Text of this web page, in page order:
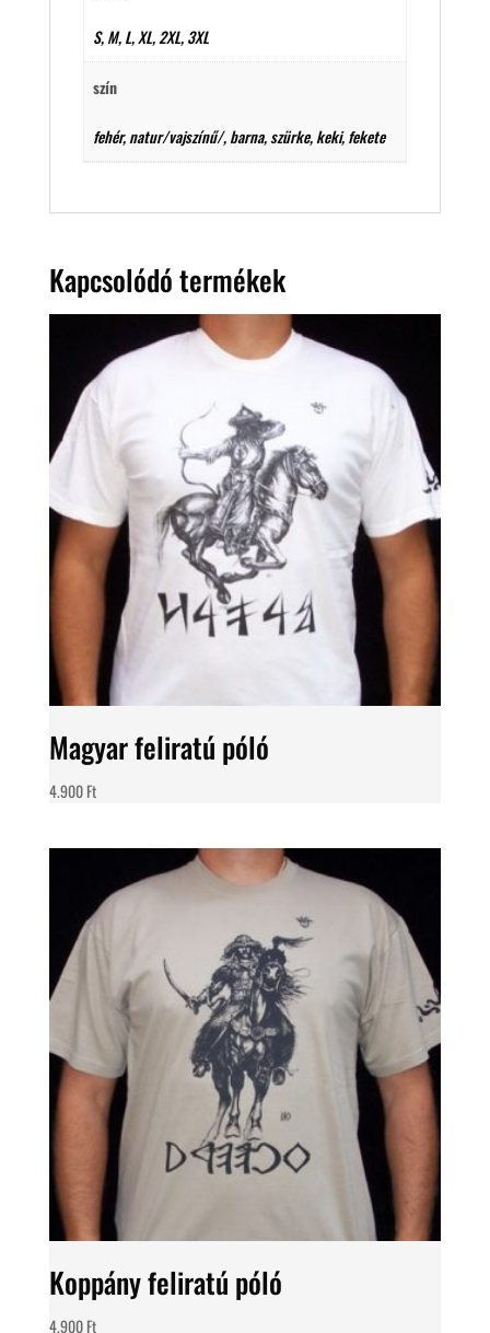
S, M, L, XL, 2XL, 3XL
szín
fehér, natur/vajszínű/, barna, szürke, keki, fekete
Kapcsolódó termékek
Magyar feliratú póló
4.900Ft
Koppány feliratú póló
4.900Ft